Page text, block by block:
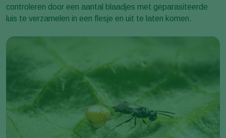
controleren door een aantal blaadjes met geparasiteerde
luis te verzamelen in een flesje en uit te laten komen.